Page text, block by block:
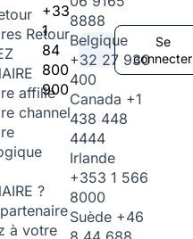
Retour
affilié
channel
?
à votre
+33
1
84
800
900
8888
Belgique
+32 27 930
400
Canada +1
438 448
4444
Irlande
+353 1 566
8000
Suède +46
Se
connecter